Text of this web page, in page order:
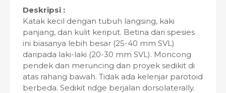
Deskripsi :
Katak kecil dengan tubuh langsing, kaki
panjang, dan kulit keriput. Betina dari spesies
ini biasanya lebih besar (25-40 mm SVL)
daripada laki-laki (20-30 mm SVL). Moncong
pendek dan meruncing dan proyek sedikit di
atas rahang bawah. Tidak ada kelenjar parotoid
berbeda. Sedikit ridge berjalan dorsolaterally.